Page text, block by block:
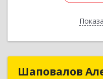
Шаповалов